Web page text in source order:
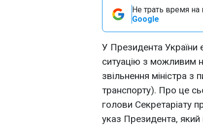
Не трать время на
Google
У Президента України
ситуацію з можливим
звільнення міністра з
транспорту). Про це
голови Секретаріату
указ Президента,